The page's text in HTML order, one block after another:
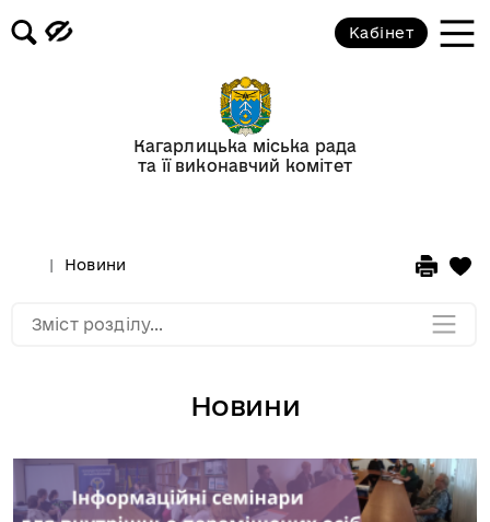
Кагарлицька міська рада
та її виконавчий комітет
Кабінет
Новини
Новини
Зміст розділу...